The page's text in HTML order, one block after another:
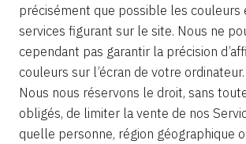
précisément que possible les couleurs
services figurant sur le site. Nous ne
cependant pas garantir la précision
couleurs sur l’écran de votre ordinateur.
Nous nous réservons le droit, sans
obligés, de limiter la vente de nos
quelle personne, région géographique